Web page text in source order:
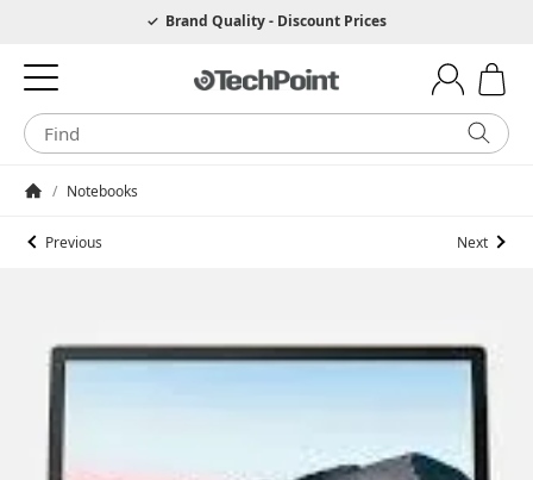
Hotline 0049 6205 3079975Brand Quality - Discount Prices
/ Notebooks
Previous Next